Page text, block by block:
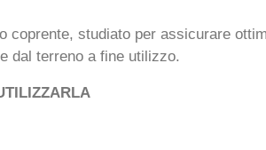
coprente, studiato per assicurare
dal terreno a fine utilizzo.